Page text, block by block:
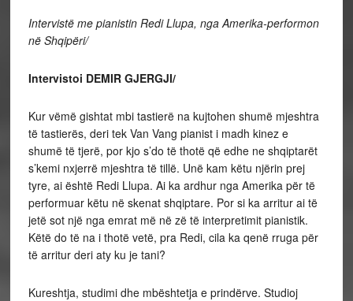
Intervistë me pianistin Redi Llupa, nga Amerika-performon
në Shqipëri/
Intervistoi DEMIR GJERGJI/
Kur vëmë gishtat mbi tastierë na kujtohen shumë mjeshtra
të tastierës, deri tek Van Vang pianist i madh kinez e
shumë të tjerë, por kjo s’do të thotë që edhe ne shqiptarët
s’kemi nxjerrë mjeshtra të tillë. Unë kam këtu njërin prej
tyre, ai është Redi Llupa. Ai ka ardhur nga Amerika për të
performuar këtu në skenat shqiptare. Por si ka arritur ai të
jetë sot një nga emrat më në zë të interpretimit pianistik.
Këtë do të na i thotë vetë, pra Redi, cila ka qenë rruga për
të arritur deri aty ku je tani?
Kureshtja, studimi dhe mbështetja e prindërve. Studioj